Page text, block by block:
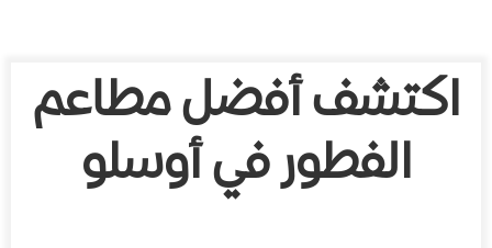
اكتشف أفضل مطاعم
الفطور في أوسلو